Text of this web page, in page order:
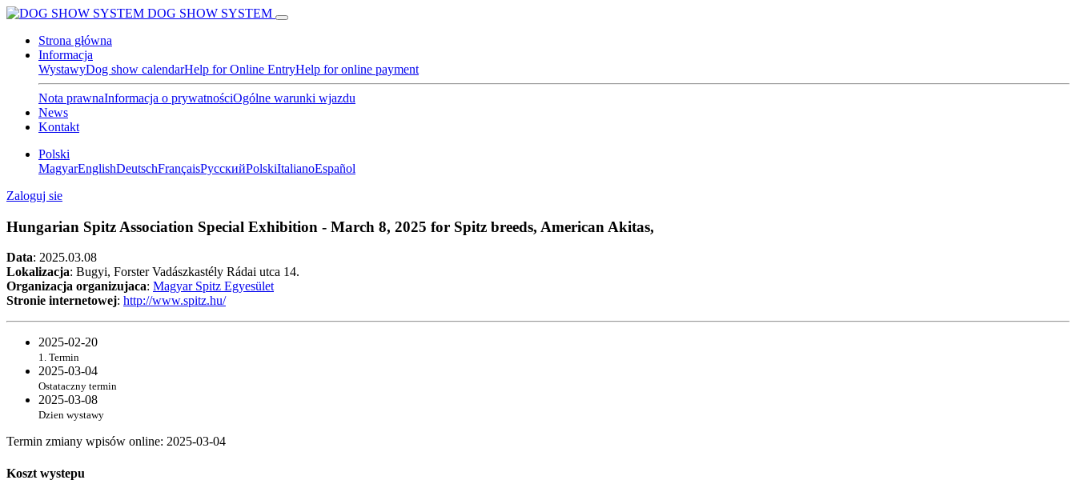
DOG SHOW SYSTEM
Strona główna
Informacja
WystawyDog show calendarHelp for Online EntryHelp for online payment
Nota prawnaInformacja o prywatnościOgólne warunki wjazdu
News
Kontakt
Polski
MagyarEnglishDeutschFrançaisPусскийPolskiItalianoEspañol
Zaloguj sie
Hungarian Spitz Association Special Exhibition - March 8, 2025 for Spitz breeds, American Akitas,
Data: 2025.03.08
Lokalizacja: Bugyi, Forster Vadászkastély Rádai utca 14.
Organizacja organizujaca: Magyar Spitz Egyesület
Stronie internetowej: http://www.spitz.hu/
2025-02-20
1. Termin
2025-03-04
Ostataczny termin
2025-03-08
Dzien wystawy
Termin zmiany wpisów online: 2025-03-04
Koszt wystepu